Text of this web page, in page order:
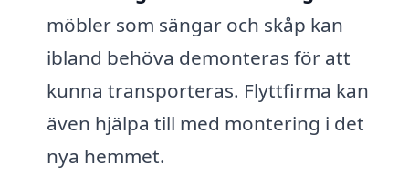
möbler som sängar och skåp kan
ibland behöva demonteras för att
kunna transporteras. Flyttfirma kan
även hjälpa till med montering i det
nya hemmet.